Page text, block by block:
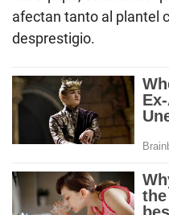
afectan tanto al plantel
desprestigio.